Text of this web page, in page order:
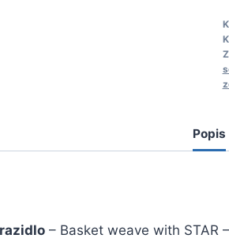
s
Popis
– Basket weave with STAR